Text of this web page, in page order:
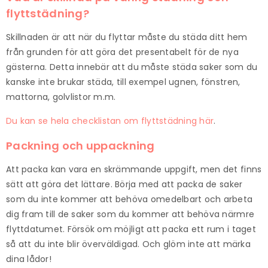
flyttstädning?
Skillnaden är att när du flyttar måste du städa ditt hem
från grunden för att göra det presentabelt för de nya
gästerna. Detta innebär att du måste städa saker som du
kanske inte brukar städa, till exempel ugnen, fönstren,
mattorna, golvlistor m.m.
Du kan se hela checklistan om flyttstädning här.
Packning och uppackning
Att packa kan vara en skrämmande uppgift, men det finns
sätt att göra det lättare. Börja med att packa de saker
som du inte kommer att behöva omedelbart och arbeta
dig fram till de saker som du kommer att behöva närmre
flyttdatumet. Försök om möjligt att packa ett rum i taget
så att du inte blir överväldigad. Och glöm inte att märka
dina lådor!